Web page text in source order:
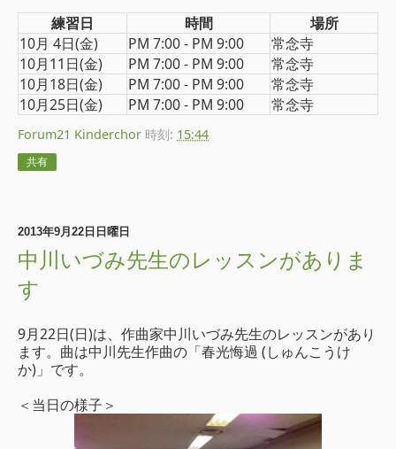
練習日
時間
場所
10月 4日(金)
PM 7:00 - PM 9:00
常念寺
10月11日(金)
PM 7:00 - PM 9:00
常念寺
10月18日(金)
PM 7:00 - PM 9:00
常念寺
10月25日(金)
PM 7:00 - PM 9:00 常念寺
Forum21 Kinderchor 時刻: 15:44
共有
2013年9月22日日曜日
中川いづみ先生のレッスンがありま
す
9月22日(日)は、作曲家中川いづみ先生のレッスンがあり
ます。曲は中川先生作曲の「春光悔過 (しゅんこうけ
か)」です。
＜当日の様子＞